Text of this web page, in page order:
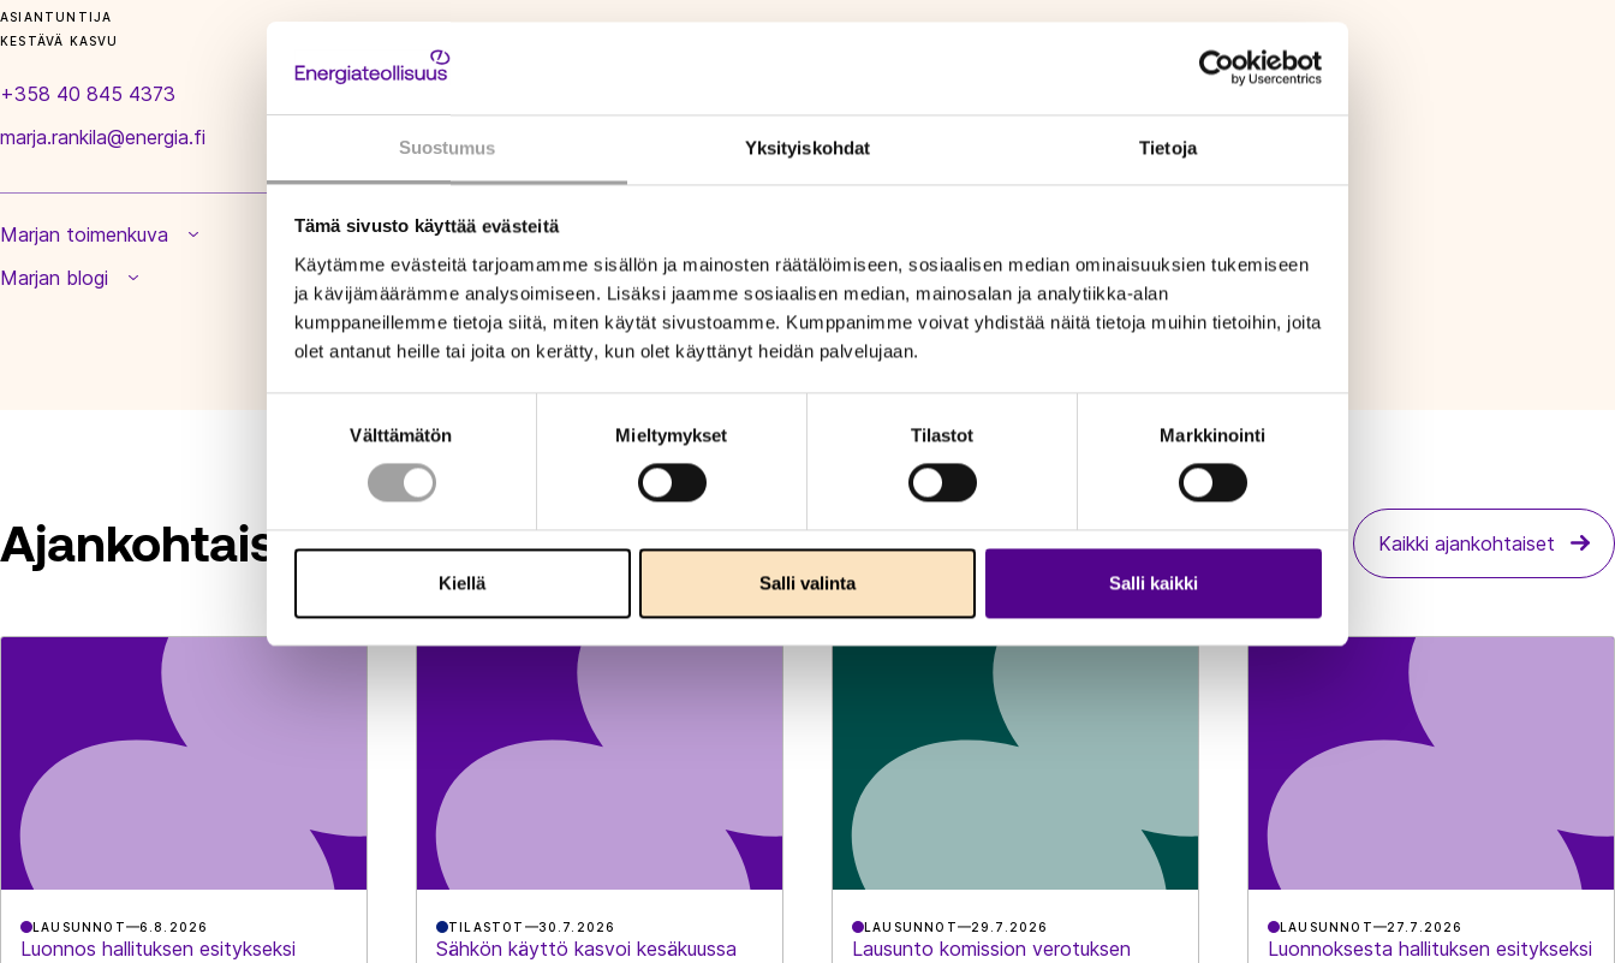
Suostumus Yksityiskohdat Tietoja
Tämä sivusto käyttää evästeitä
Käytämme evästeitä tarjoamamme sisällön ja mainosten räätälöimiseen, sosiaalisen median ominaisuuksien tukemiseen
ja kävijämäärämme analysoimiseen. Lisäksi jaamme sosiaalisen median, mainosalan ja analytiikka-alan
kumppaneillemme tietoja siitä, miten käytät sivustoamme. Kumppanimme voivat yhdistää näitä tietoja muihin tietoihin, joita
olet antanut heille tai joita on kerätty, kun olet käyttänyt heidän palvelujaan.
Välttämätön Mieltymykset Tilastot Markkinointi
Kiellä Salli valinta Salli kaikki
ASIANTUNTIJA
KESTÄVÄ KASVU
+358 40 845 4373
marja.rankila@energia.fi
Marjan toimenkuva
Marjan blogi
Ajankohtaista ja puheenaiheita Kaikki ajankohtaiset
LAUSUNNOT 6.8.2026
Luonnos hallituksen esitykseksi
TILASTOT 30.7.2026
Sähkön käyttö kasvoi kesäkuussa
LAUSUNNOT 29.7.2026
Lausunto komission verotuksen
LAUSUNNOT 27.7.2026
Luonnoksesta hallituksen esitykseksi